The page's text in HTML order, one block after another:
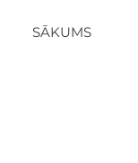
SĀKUMS